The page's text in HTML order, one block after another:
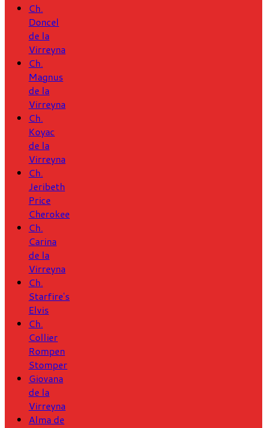
Ch.
Doncel
de la
Virreyna
Ch.
Magnus
de la
Virreyna
Ch.
Koyac
de la
Virreyna
Ch.
Jeribeth
Price
Cherokee
Ch.
Carina
de la
Virreyna
Ch.
Starfire's
Elvis
Ch.
Collier
Rompen
Stomper
Giovana
de la
Virreyna
Alma de